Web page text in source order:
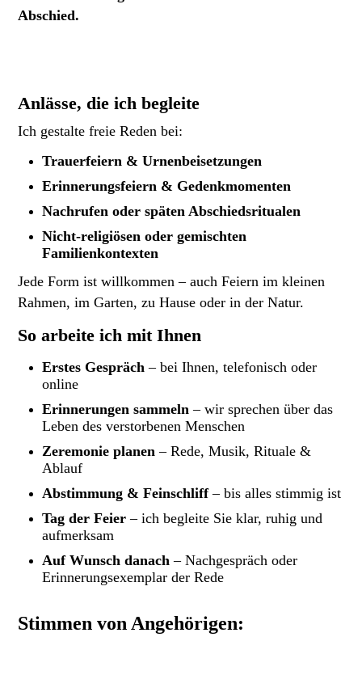
Abschied.
Anlässe, die ich begleite
Ich gestalte freie Reden bei:
Trauerfeiern & Urnenbeisetzungen
Erinnerungsfeiern & Gedenkmomenten
Nachrufen oder späten Abschiedsritualen
Nicht-religiösen oder gemischten
Familienkontexten
Jede Form ist willkommen – auch Feiern im kleinen
Rahmen, im Garten, zu Hause oder in der Natur.
So arbeite ich mit Ihnen
Erstes Gespräch – bei Ihnen, telefonisch oder
online
Erinnerungen sammeln – wir sprechen über das
Leben des verstorbenen Menschen
Zeremonie planen – Rede, Musik, Rituale &
Ablauf
Abstimmung & Feinschliff– bis alles stimmig ist
Tag der Feier – ich begleite Sie klar, ruhig und
aufmerksam
Auf Wunsch danach – Nachgespräch oder
Erinnerungsexemplar der Rede
Stimmen von Angehörigen: